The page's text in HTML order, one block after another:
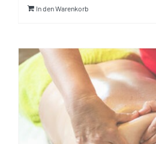
In den Warenkorb